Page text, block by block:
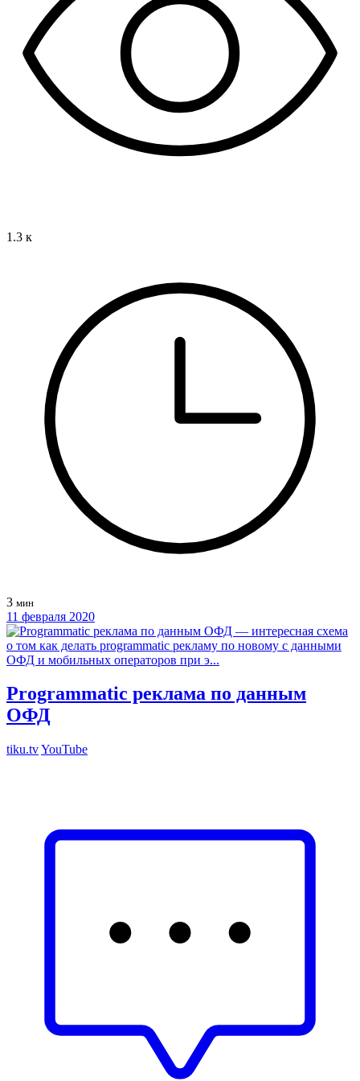
1.3 к
3 мин
11 февраля 2020
Programmatic реклама по данным
ОФД
tiku.tvYouTube